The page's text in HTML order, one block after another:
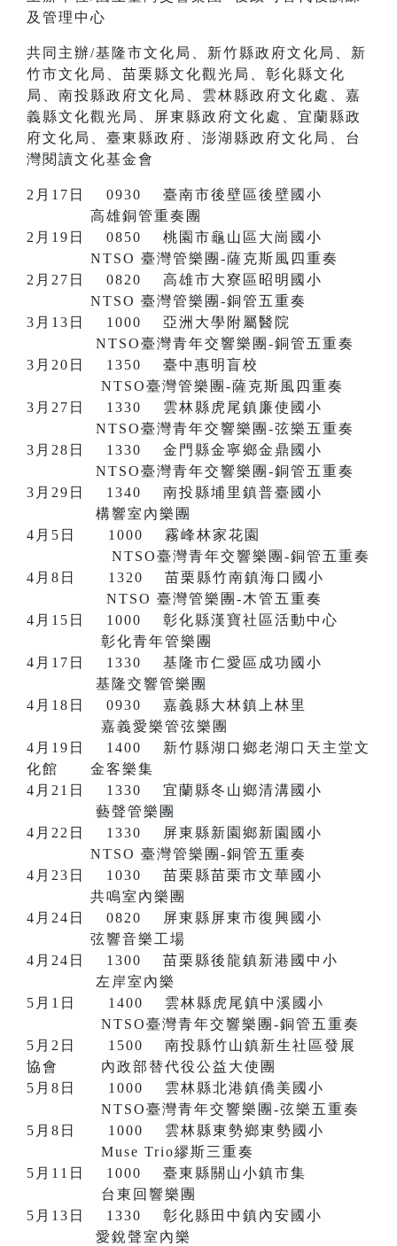
及管理中心
共同主辦/基隆市文化局、新竹縣政府文化局、新
竹市文化局、苗栗縣文化觀光局、彰化縣文化
局、南投縣政府文化局、雲林縣政府文化處、嘉
義縣文化觀光局、屏東縣政府文化處、宜蘭縣政
府文化局、臺東縣政府、澎湖縣政府文化局、台
灣閱讀文化基金會
2月17日 0930 臺南市後壁區後壁國小
高雄銅管重奏團
2月19日 0850 桃園市龜山區大崗國小
NTSO 臺灣管樂團-薩克斯風四重奏
2月27日 0820 高雄市大寮區昭明國小
NTSO 臺灣管樂團-銅管五重奏
3月13日 1000 亞洲大學附屬醫院
NTSO臺灣青年交響樂團-銅管五重奏
3月20日 1350 臺中惠明盲校
NTSO臺灣管樂團-薩克斯風四重奏
3月27日 1330 雲林縣虎尾鎮廉使國小
NTSO臺灣青年交響樂團-弦樂五重奏
3月28日 1330 金門縣金寧鄉金鼎國小
NTSO臺灣青年交響樂團-銅管五重奏
3月29日 1340 南投縣埔里鎮普臺國小
構響室內樂團
4月5日 1000 霧峰林家花園
NTSO臺灣青年交響樂團-銅管五重奏
4月8日 1320 苗栗縣竹南鎮海口國小
NTSO 臺灣管樂團-木管五重奏
4月15日 1000 彰化縣漢寶社區活動中心
彰化青年管樂團
4月17日 1330 基隆市仁愛區成功國小
基隆交響管樂團
4月18日 0930 嘉義縣大林鎮上林里
嘉義愛樂管弦樂團
4月19日 1400 新竹縣湖口鄉老湖口天主堂文
化館 金客樂集
4月21日 1330 宜蘭縣冬山鄉清溝國小
藝聲管樂團
4月22日 1330 屏東縣新園鄉新園國小
NTSO 臺灣管樂團-銅管五重奏
4月23日 1030 苗栗縣苗栗市文華國小
共鳴室內樂團
4月24日 0820 屏東縣屏東市復興國小
弦響音樂工場
4月24日 1300 苗栗縣後龍鎮新港國中小
左岸室內樂
5月1日 1400 雲林縣虎尾鎮中溪國小
NTSO臺灣青年交響樂團-銅管五重奏
5月2日 1500 南投縣竹山鎮新生社區發展
協會 內政部替代役公益大使團
5月8日 1000 雲林縣北港鎮僑美國小
NTSO臺灣青年交響樂團-弦樂五重奏
5月8日 1000 雲林縣東勢鄉東勢國小
Muse Trio繆斯三重奏
5月11日 1000 臺東縣關山小鎮市集
台東回響樂團
5月13日 1330 彰化縣田中鎮內安國小
愛銳聲室內樂